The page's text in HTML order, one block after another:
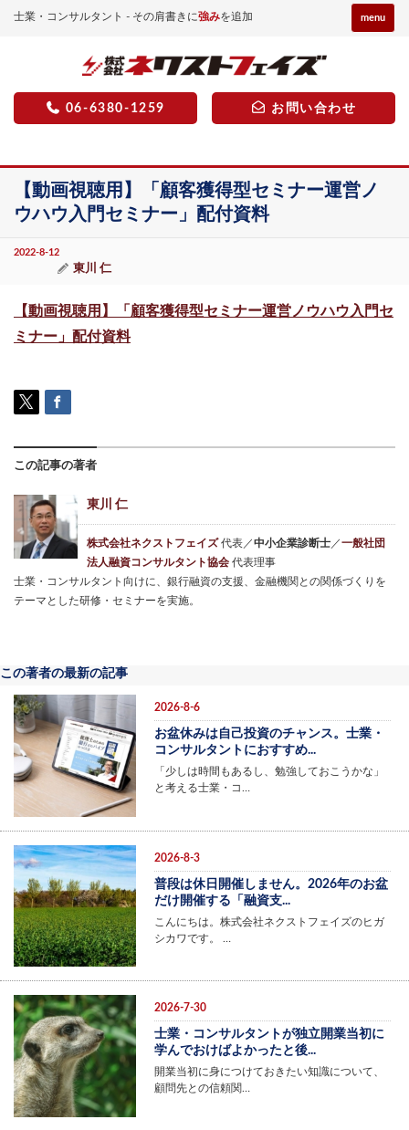
士業・コンサルタント - その肩書きに強みを追加 menu
06-6380-1259 お問い合わせ
【動画視聴用】「顧客獲得型セミナー運営ノ
ウハウ入門セミナー」配付資料
2022-8-12
東川 仁
【動画視聴用】「顧客獲得型セミナー運営ノウハウ入門セ
ミナー」配付資料
この記事の著者
東川 仁
株式会社ネクストフェイズ代表／中小企業診断士 ／一般社団
法人融資コンサルタント協会 代表理事
士業・コンサルタント向けに、銀行融資の支援、金融機関との関係づくりを
テーマとした研修・セミナーを実施。
この著者の最新の記事
2026-8-6
お盆休みは自己投資のチャンス。士業・
コンサルタントにおすすめ...
「少しは時間もあるし、勉強しておこうかな」
と考える士業・コ…
2026-8-3
普段は休日開催しません。2026年のお盆
だけ開催する「融資支...
こんにちは。株式会社ネクストフェイズのヒガ
シカワです。 …
2026-7-30
士業・コンサルタントが独立開業当初に
学んでおけばよかったと後...
開業当初に身につけておきたい知識について、
顧問先との信頼関…